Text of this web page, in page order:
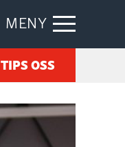
MENY
TIPS OSS